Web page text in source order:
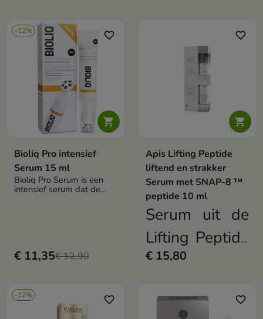
-12%

favorite_border
Bioliq Pro intensief
Serum 15 ml
Bioliq Pro Serum is een
intensief serum dat de
€ 11,35€ 12,90

favorite_border
Apis Lifting Peptide
liftend en strakker
Serum met SNAP-8 ™
peptide 10 ml
Serum uit de
Lifting Peptide
serie van Apis
tere huid rond
€ 15,80
-12% favorite_border favorite_border